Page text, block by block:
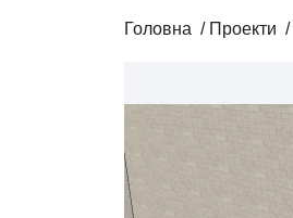
Головна / Проекти /